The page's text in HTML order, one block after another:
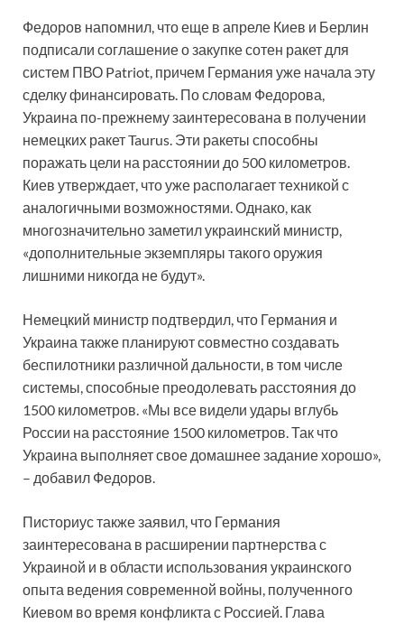
Федоров напомнил, что еще в апреле Киев и Берлин
подписали соглашение о закупке сотен ракет для
систем ПВО Patriot, причем Германия уже начала эту
сделку финансировать. По словам Федорова,
Украина по-прежнему заинтересована в получении
немецких ракет Taurus. Эти ракеты способны
поражать цели на расстоянии до 500 километров.
Киев утверждает, что уже располагает техникой с
аналогичными возможностями. Однако, как
многозначительно заметил украинский министр,
«дополнительные экземпляры такого оружия
лишними никогда не будут».
Немецкий министр подтвердил, что Германия и
Украина также планируют совместно создавать
беспилотники различной дальности, в том числе
системы, способные преодолевать расстояния до
1500 километров. «Мы все видели удары вглубь
России на расстояние 1500 километров. Так что
Украина выполняет свое домашнее задание хорошо»,
– добавил Федоров.
Писториус также заявил, что Германия
заинтересована в расширении партнерства с
Украиной и в области использования украинского
опыта ведения современной войны, полученного
Киевом во время конфликта с Россией. Глава